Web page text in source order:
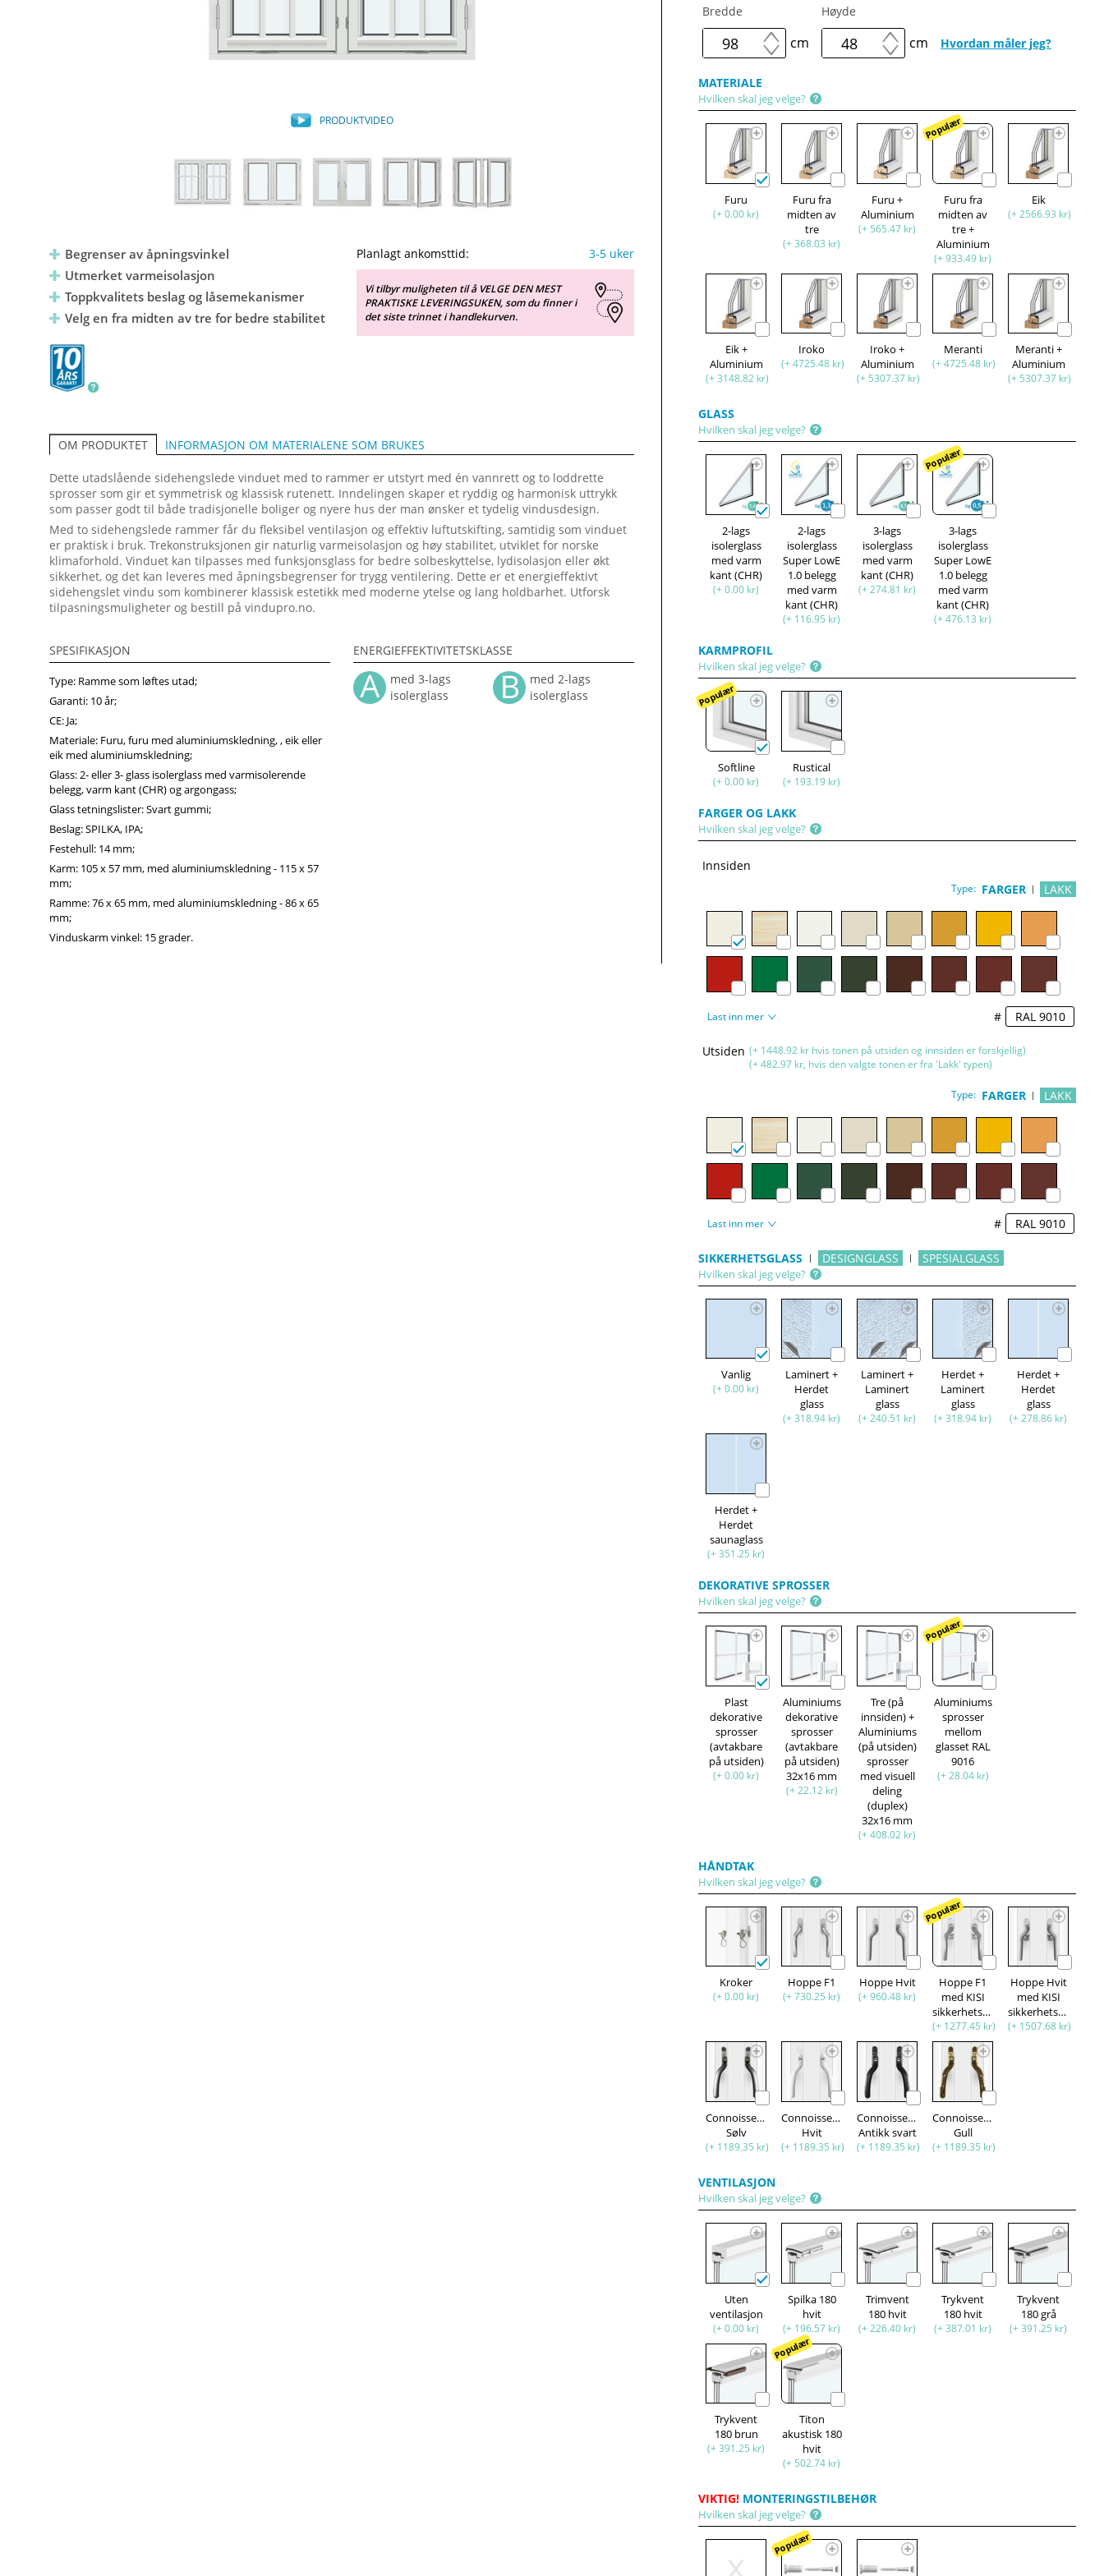
PRODUKTVIDEO
Begrenser av åpningsvinkel
Utmerket varmeisolasjon
Toppkvalitets beslag og låsemekanismer
Velg en fra midten av tre for bedre stabilitet
Planlagt ankomsttid: 3-5 uker
Vi tilbyr muligheten til å VELGE DEN MEST
PRAKTISKE LEVERINGSUKEN, som du finner i
det siste trinnet i handlekurven.
OM PRODUKTET INFORMASJON OM MATERIALENE SOM BRUKES
Dette utadslående sidehengslede vinduet med to rammer er utstyrt med én vannrett og to loddrette
sprosser som gir et symmetrisk og klassisk rutenett. Inndelingen skaper et ryddig og harmonisk uttrykk
som passer godt til både tradisjonelle boliger og nyere hus der man ønsker et tydelig vindusdesign.
Med to sidehengslede rammer får du fleksibel ventilasjon og effektiv luftutskifting, samtidig som vinduet
er praktisk i bruk. Trekonstruksjonen gir naturlig varmeisolasjon og høy stabilitet, utviklet for norske
klimaforhold. Vinduet kan tilpasses med funksjonsglass for bedre solbeskyttelse, lydisolasjon eller økt
sikkerhet, og det kan leveres med åpningsbegrenser for trygg ventilering. Dette er et energieffektivt
sidehengslet vindu som kombinerer klassisk estetikk med moderne ytelse og lang holdbarhet. Utforsk
tilpasningsmuligheter og bestill på vindupro.no.
SPESIFIKASJON
Type: Ramme som løftes utad;
Garanti: 10 år;
CE: Ja;
Materiale: Furu, furu med aluminiumskledning, , eik eller
eik med aluminiumskledning;
Glass: 2- eller 3- glass isolerglass med varmisolerende
belegg, varm kant (CHR) og argongass;
Glass tetningslister: Svart gummi;
Beslag: SPILKA, IPA;
Festehull: 14 mm;
Karm: 105 x 57 mm, med aluminiumskledning - 115 x 57
mm;
Ramme: 76 x 65 mm, med aluminiumskledning - 86 x 65
mm;
Vinduskarm vinkel: 15 grader.
ENERGIEFFEKTIVITETSKLASSE
med 3-lags
isolerglass
med 2-lags
isolerglass
Bredde
cm
Høyde
cm Hvordan måler jeg?
MATERIALE
Hvilken skal jeg velge?
Furu
(+ 0.00 kr)
Furu fra
midten av
tre
(+ 368.03 kr)
Furu +
Aluminium
(+ 565.47 kr)
Populær
Furu fra
midten av
tre +
Aluminium
(+ 933.49 kr)
Eik
(+ 2566.93 kr)
Eik +
Aluminium
(+ 3148.82 kr)
Iroko
(+ 4725.48 kr)
Iroko +
Aluminium
(+ 5307.37 kr)
Meranti
(+ 4725.48 kr)
Meranti +
Aluminium
(+ 5307.37 kr)
GLASS
Hvilken skal jeg velge?
2-lags
isolerglass
med varm
kant (CHR)
(+ 0.00 kr)
2-lags
isolerglass
Super LowE
1.0 belegg
med varm
kant (CHR)
(+ 116.95 kr)
3-lags
isolerglass
med varm
kant (CHR)
(+ 274.81 kr)
Populær
3-lags
isolerglass
Super LowE
1.0 belegg
med varm
kant (CHR)
(+ 476.13 kr)
KARMPROFIL
Hvilken skal jeg velge?
Populær
Softline
(+ 0.00 kr)
Rustical
(+ 193.19 kr)
FARGER OG LAKK
Hvilken skal jeg velge?
Innsiden
Type: FARGER LAKK
Last inn mer #
Utsiden (+ 1448.92 kr hvis tonen på utsiden og innsiden er forskjellig)
(+ 482.97 kr, hvis den valgte tonen er fra 'Lakk' typen)
Type: FARGER LAKK
Last inn mer #
SIKKERHETSGLASS DESIGNGLASS SPESIALGLASS
Hvilken skal jeg velge?
Vanlig
(+ 0.00 kr)
Laminert +
Herdet
glass
(+ 318.94 kr)
Laminert +
Laminert
glass
(+ 240.51 kr)
Herdet +
Laminert
glass
(+ 318.94 kr)
Herdet +
Herdet
glass
(+ 278.86 kr)
Herdet +
Herdet
saunaglass
(+ 351.25 kr)
DEKORATIVE SPROSSER
Hvilken skal jeg velge?
Plast
dekorative
sprosser
(avtakbare
på utsiden)
(+ 0.00 kr)
Aluminiums
dekorative
sprosser
(avtakbare
på utsiden)
32x16 mm
(+ 22.12 kr)
Tre (på
innsiden) +
Aluminiums
(på utsiden)
sprosser
med visuell
deling
(duplex)
32x16 mm
(+ 408.02 kr)
Populær
Aluminiums
sprosser
mellom
glasset RAL
9016
(+ 28.04 kr)
HÅNDTAK
Hvilken skal jeg velge?
Kroker
(+ 0.00 kr)
Hoppe F1
(+ 730.25 kr)
Hoppe Hvit
(+ 960.48 kr)
Populær
Hoppe F1
med KISI
sikkerhetsfunksjon
(+ 1277.45 kr)
Hoppe Hvit
med KISI
sikkerhetsfunksjon
(+ 1507.68 kr)
Connoisseur
Sølv
(+ 1189.35 kr)
Connoisseur
Hvit
(+ 1189.35 kr)
Connoisseur
Antikk svart
(+ 1189.35 kr)
Connoisseur
Gull
(+ 1189.35 kr)
VENTILASJON
Hvilken skal jeg velge?
Uten
ventilasjon
(+ 0.00 kr)
Spilka 180
hvit
(+ 196.57 kr)
Trimvent
180 hvit
(+ 226.40 kr)
Trykvent
180 hvit
(+ 387.01 kr)
Trykvent
180 grå
(+ 391.25 kr)
Trykvent
180 brun
(+ 391.25 kr)
Populær
Titon
akustisk 180
hvit
(+ 502.74 kr)
VIKTIG! MONTERINGSTILBEHØR
Hvilken skal jeg velge?
Populær